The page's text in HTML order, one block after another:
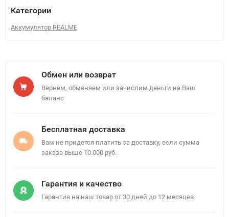
Категории
Аккумулятор REALME
Обмен или возврат
Вернем, обменяем или зачислим деньги на Ваш
баланс
Бесплатная доставка
Вам не придется платить за доставку, если сумма
заказа выше 10.000 руб.
Гарантия и качество
Гарантия на наш товар от 30 дней до 12 месяцев